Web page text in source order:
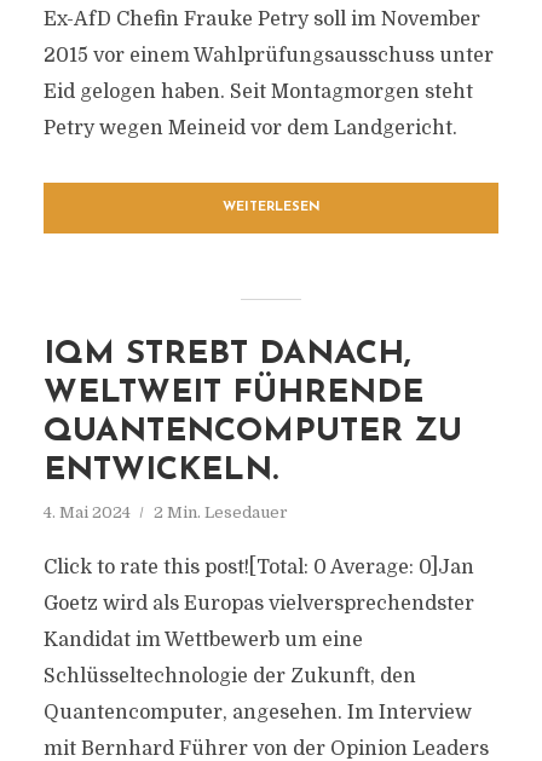
Ex-AfD Chefin Frauke Petry soll im November
2015 vor einem Wahlprüfungsausschuss unter
Eid gelogen haben. Seit Montagmorgen steht
Petry wegen Meineid vor dem Landgericht.
WEITERLESEN
IQM STREBT DANACH,
WELTWEIT FÜHRENDE
QUANTENCOMPUTER ZU
ENTWICKELN.
4. Mai 2024 2 Min. Lesedauer
Click to rate this post![Total: 0 Average: 0]Jan
Goetz wird als Europas vielversprechendster
Kandidat im Wettbewerb um eine
Schlüsseltechnologie der Zukunft, den
Quantencomputer, angesehen. Im Interview
mit Bernhard Führer von der Opinion Leaders